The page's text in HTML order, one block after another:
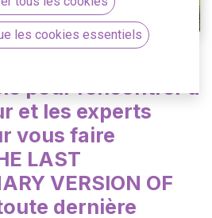
pour rencontrer à
et les experts
vous faire
LAST
VERSION OF
dernière
les cookies essentiels